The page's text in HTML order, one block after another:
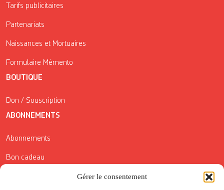
Gérer le consentement
Tarifs publicitaires
Partenariats
Naissances et Mortuaires
Formulaire Mémento
BOUTIQUE
Don / Souscription
ABONNEMENTS
Abonnements
Bon cadeau
Conditions générales de vente